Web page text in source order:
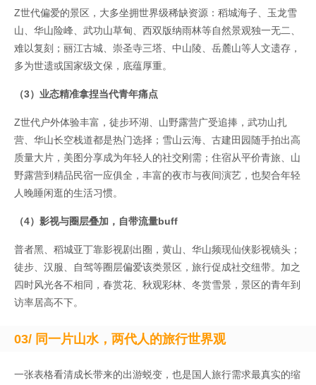
Z世代偏爱的景区，大多坐拥世界级稀缺资源：稻城海子、玉龙雪
山、华山险峰、武功山草甸、西双版纳雨林等自然景观独一无二、
难以复刻；丽江古城、崇圣寺三塔、中山陵、岳麓山等人文遗存，
多为世遗或国家级文保，底蕴厚重。
（3）业态精准拿捏当代青年痛点
Z世代户外体验丰富，徒步环湖、山野露营广受追捧，武功山扎
营、华山长空栈道都是热门选择；雪山云海、古建田园随手拍出高
质量大片，美图分享成为年轻人的社交刚需；住宿从平价青旅、山
野露营到精品民宿一应俱全，丰富的夜市与夜间演艺，也契合年轻
人晚睡闲逛的生活习惯。
（4）影视与圈层叠加，自带流量buff
普者黑、稻城亚丁靠影视剧出圈，黄山、华山频现仙侠影视镜头；
徒步、汉服、自驾等圈层偏爱该类景区，旅行促成社交纽带。加之
四时风光各不相同，春赏花、秋观彩林、冬赏雪景，景区的青年到
访率居高不下。
03/ 同一片山水，两代人的旅行世界观
一张表格看清成长带来的出游蜕变，也是国人旅行需求最真实的缩